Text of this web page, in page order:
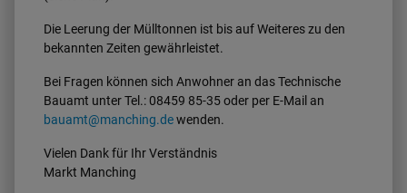
Die Leerung der Mülltonnen ist bis auf Weiteres zu den
bekannten Zeiten gewährleistet.
Bei Fragen können sich Anwohner an das Technische
Bauamt unter Tel.: 08459 85-35 oder per E-Mail an
bauamt@manching.dewenden.
Vielen Dank für Ihr Verständnis
Markt Manching